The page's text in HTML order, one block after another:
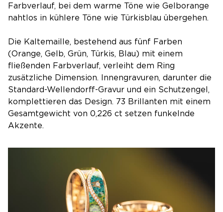
Farbverlauf, bei dem warme Töne wie Gelborange
nahtlos in kühlere Töne wie Türkisblau übergehen.
Die Kaltemaille, bestehend aus fünf Farben
(Orange, Gelb, Grün, Türkis, Blau) mit einem
fließenden Farbverlauf, verleiht dem Ring
zusätzliche Dimension. Innengravuren, darunter die
Standard-Wellendorff-Gravur und ein Schutzengel,
komplettieren das Design. 73 Brillanten mit einem
Gesamtgewicht von 0,226 ct setzen funkelnde
Akzente.